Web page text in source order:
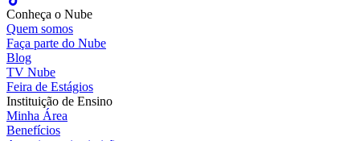
Conheça o Nube
Quem somos
Faça parte do Nube
Blog
TV Nube
Feira de Estágios
Instituição de Ensino
Minha Área
Benefícios